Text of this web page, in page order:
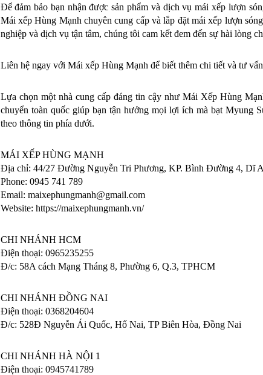
Để đảm bảo bạn nhận được sản phẩm và dịch vụ mái xếp lượn
Mái xếp Hùng Mạnh chuyên cung cấp và lắp đặt mái xếp lượn
nghiệp và dịch vụ tận tâm, chúng tôi cam kết đem đến sự hài lòng
Liên hệ ngay với Mái xếp Hùng Mạnh để biết thêm chi tiết và tư
Lựa chọn một nhà cung cấp đáng tin cậy như Mái Xếp Hùng
chuyển toàn quốc giúp bạn tận hưởng mọi lợi ích mà bạt Myung
theo thông tin phía dưới.
MÁI XẾP HÙNG MẠNH
Địa chỉ: 44/27 Đường Nguyễn Tri Phương, KP. Bình Đường 4, Dĩ
Phone: 0945 741 789
Email: maixephungmanh@gmail.com
Website: https://maixephungmanh.vn/
CHI NHÁNH HCM
Điện thoại: 0965235255
Đ/c: 58A cách Mạng Tháng 8, Phường 6, Q.3, TPHCM
CHI NHÁNH ĐỒNG NAI
Điện thoại: 0368204604
Đ/c: 528Đ Nguyễn Ái Quốc, Hố Nai, TP Biên Hòa, Đồng Nai
CHI NHÁNH HÀ NỘI 1
Điện thoại: 0945741789